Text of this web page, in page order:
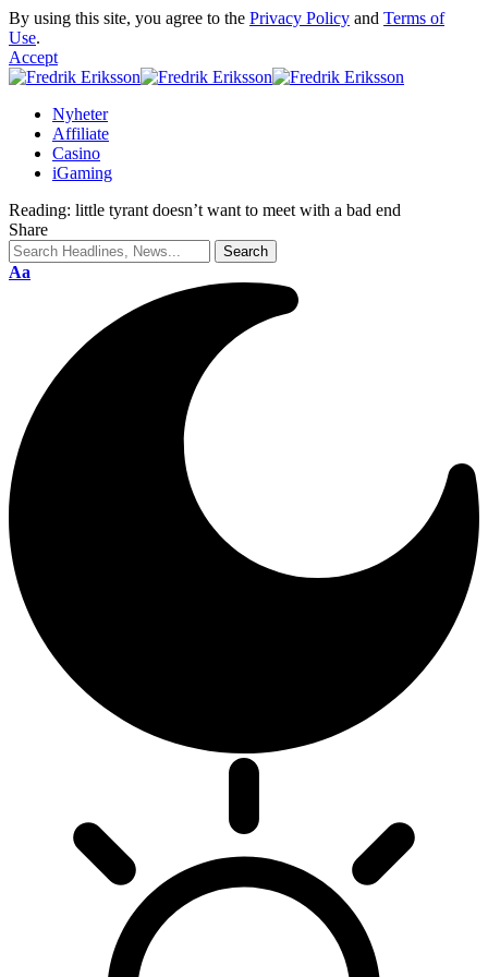
By using this site, you agree to the Privacy Policy and Terms of
Use.
Accept
Nyheter
Affiliate
Casino
iGaming
Reading: little tyrant doesn’t want to meet with a bad end
Share
Aa